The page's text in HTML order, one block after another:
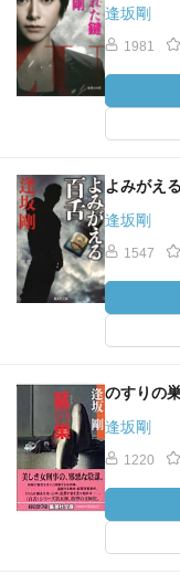
逢坂剛
1981
よみがえ
逢坂剛
1547
のすりの
逢坂剛
1220